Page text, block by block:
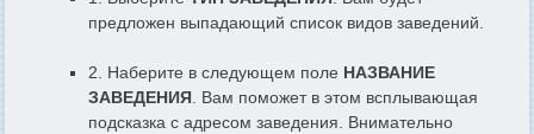
предложен выпадающий список видов заведений.
2. Наберите в следующем поле НАЗВАНИЕ
ЗАВЕДЕНИЯ. Вам поможет в этом всплывающая
подсказка с адресом заведения. Внимательно